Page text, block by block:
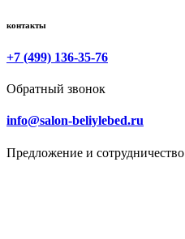
контакты
+7 (499) 136-35-76
Обратный звонок
info@salon-beliylebed.ru
Предложение и сотрудничество